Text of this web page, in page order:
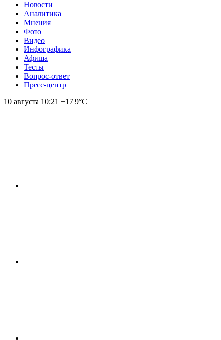
Новости
Аналитика
Мнения
Фото
Видео
Инфографика
Афиша
Тесты
Вопрос-ответ
Пресс-центр
10 августа 10:21 +17.9°С